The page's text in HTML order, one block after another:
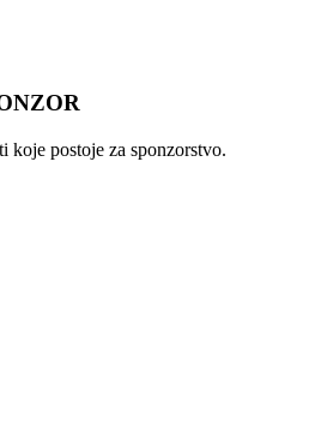
koje postoje za sponzorstvo.